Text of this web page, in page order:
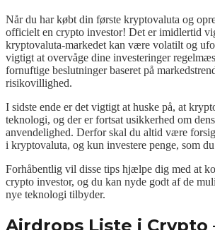
Når du har købt din første kryptovaluta og
officielt en crypto investor! Det er imidlertid
kryptovaluta-markedet kan være volatilt og
vigtigt at overvåge dine investeringer
fornuftige beslutninger baseret på
risikovillighed.
I sidste ende er det vigtigt at huske på, at
teknologi, og der er fortsat usikkerhed om
anvendelighed. Derfor skal du altid være
i kryptovaluta, og kun investere penge, som
Forhåbentlig vil disse tips hjælpe dig med at
crypto investor, og du kan nyde godt af de
nye teknologi tilbyder.
Airdrops Liste i Crypto